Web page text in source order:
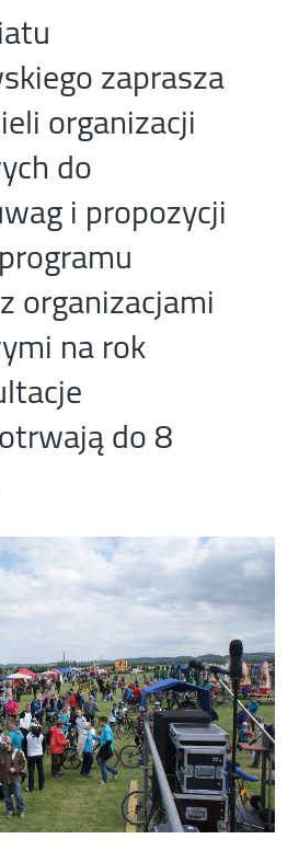
zaprasza
organizacji
do
i propozycji
organizacjami
na rok
do 8